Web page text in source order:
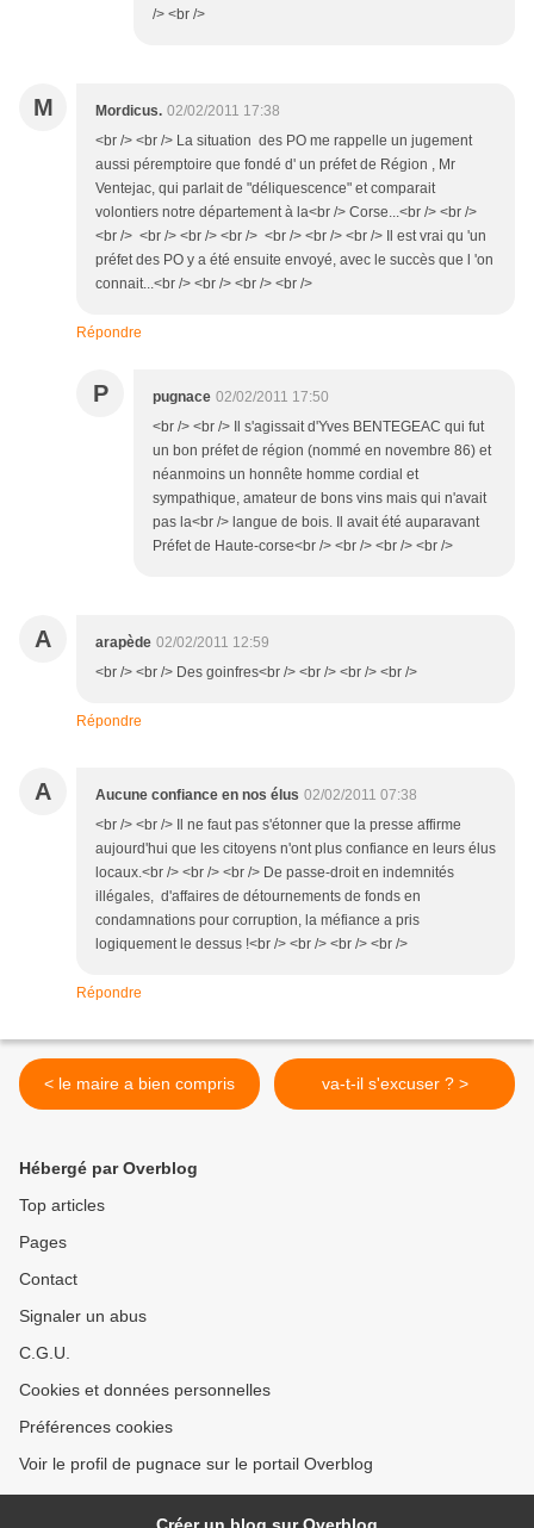
/> <br />
M Mordicus. 02/02/2011 17:38
<br /> <br /> La situation des PO me rappelle un jugement
aussi péremptoire que fondé d' un préfet de Région , Mr
Ventejac, qui parlait de "déliquescence" et comparait
volontiers notre département à la<br /> Corse...<br /> <br />
<br /> <br /> <br /> <br /> <br /> <br /> <br /> Il est vrai qu 'un
préfet des PO y a été ensuite envoyé, avec le succès que l 'on
connait...<br /> <br /> <br /> <br />
Répondre
P pugnace 02/02/2011 17:50
<br /> <br /> Il s'agissait d'Yves BENTEGEAC qui fut
un bon préfet de région (nommé en novembre 86) et
néanmoins un honnête homme cordial et
sympathique, amateur de bons vins mais qui n'avait
pas la<br /> langue de bois. Il avait été auparavant
Préfet de Haute-corse<br /> <br /> <br /> <br />
A arapède 02/02/2011 12:59
<br /> <br /> Des goinfres<br /> <br /> <br /> <br />
Répondre
A Aucune confiance en nos élus 02/02/2011 07:38
<br /> <br /> Il ne faut pas s'étonner que la presse affirme
aujourd'hui que les citoyens n'ont plus confiance en leurs élus
locaux.<br /> <br /> <br /> De passe-droit en indemnités
illégales, d'affaires de détournements de fonds en
condamnations pour corruption, la méfiance a pris
logiquement le dessus !<br /> <br /> <br /> <br />
Répondre
< le maire a bien compris va-t-il s'excuser ? >
Hébergé par Overblog
Top articles
Pages
Contact
Signaler un abus
C.G.U.
Cookies et données personnelles
Préférences cookies
Voir le profil de pugnace sur le portail Overblog